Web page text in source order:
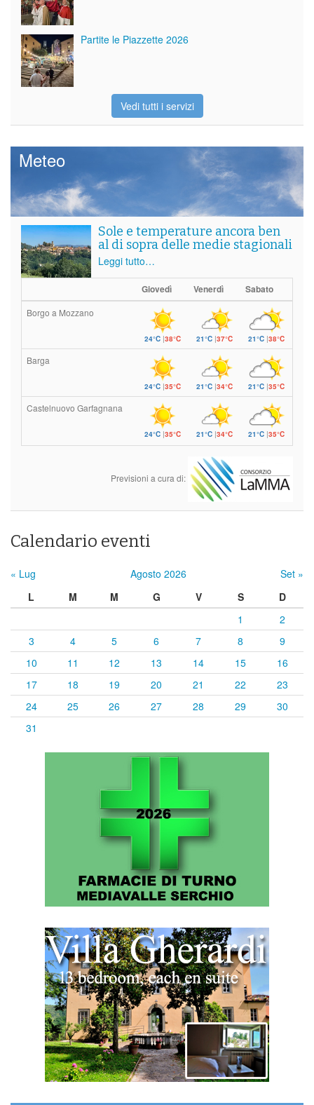
Partite le Piazzette 2026
Vedi tutti i servizi
Meteo
Sole e temperature ancora ben
al di sopra delle medie stagionali
Leggi tutto…
Giovedì Venerdì Sabato
Borgo a Mozzano
24°C |38°C 21°C |37°C 21°C |38°C
Barga
24°C |35°C 21°C |34°C 21°C |35°C
Castelnuovo Garfagnana
24°C |35°C 21°C |34°C 21°C |35°C
Previsioni a cura di:
Calendario eventi
« Lug Agosto 2026
Set »
L
M M G V S
D
1
2
3
4 5 6 7 8
9
10
11 12 13 14 15
16
17
18 19 20 21 22
23
24
25 26 27 28 29
30
31